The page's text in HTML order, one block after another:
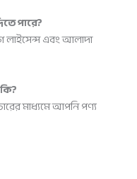
পারে?
লাইসেন্স এবং আলাদা
মাধ্যমে আপনি পণ্য